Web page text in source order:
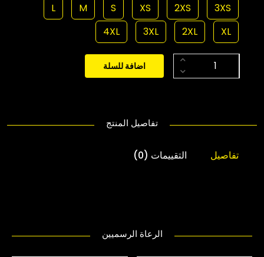
3XS
2XS
XS
S
M
L
XL
2XL
3XL
4XL
اضافة للسلة
تفاصيل المنتج
تفاصيل التقييمات (0)
الرعاة الرسميين